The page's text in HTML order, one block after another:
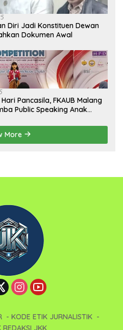
Diri Jadi Konstituen Dewan
Dokumen Awal
Pancasila, FKAUB Malang
Public Speaking Anak
More
KODE ETIK JURNALISTIK
REDAKSI JKK